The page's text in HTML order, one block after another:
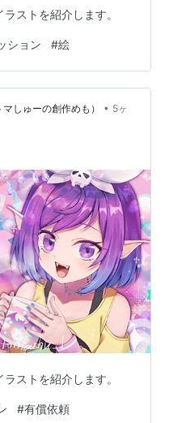
ストを紹介します。
ション #絵
しゅーの創作めも） • 5ヶ
ストを紹介します。
#有償依頼